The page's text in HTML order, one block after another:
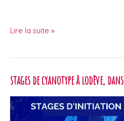
Stages
Lodève,
la
Vallée
Lire la suite »
stages de cyanotype à lodève,